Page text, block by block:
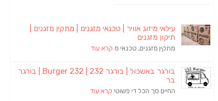
עילאי מיזוג אוויר | טכנאי מזגנים | מתקין מזגנים |
תיקון מזגנים
מתקין מזגנים, טכנאי מקרא עוד
בורגר באשכול | בורגר 232 | Burger 232 | בורגר
בר
החיים סך הכל די פשוטיקרא עוד